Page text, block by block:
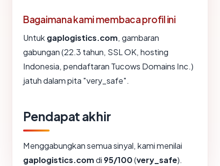
Bagaimana kami membaca profil ini
Untuk gaplogistics.com, gambaran
gabungan (22.3 tahun, SSL OK, hosting
Indonesia, pendaftaran Tucows Domains Inc.)
jatuh dalam pita "very_safe".
Pendapat akhir
Menggabungkan semua sinyal, kami menilai
gaplogistics.comdi 95/100(very_safe).